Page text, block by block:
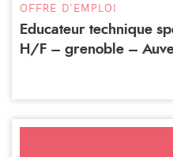
OFFRE D'EMPLOI
Educateur technique
H/F – grenoble –